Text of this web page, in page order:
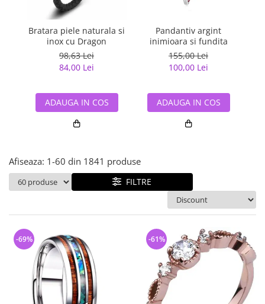
semipretioase
Bijuterii argint placat cu aur
Bijuterii argint cu diverse
Bijuterii de Lux
Bijuterii gotice si rock
Bijuterii Handmade
Bijuterii fantezie
Bijuterii tungsten
Solutii si lavete de curatare
bijuterii argint
Bratara piele naturala si
inox cu Dragon
98,63 Lei
84,00 Lei
ADAUGA IN COS
Pandantiv argint
inimioara si fundita
155,00 Lei
100,00 Lei
ADAUGA IN COS
Afiseaza: 1-60 din 1841 produse
FILTRE
-69% -61%